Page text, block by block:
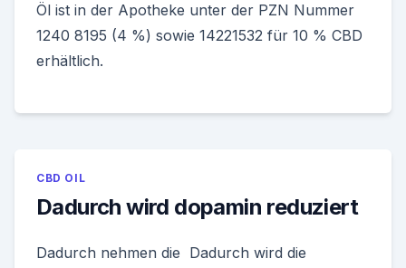
Öl ist in der Apotheke unter der PZN Nummer
1240 8195 (4 %) sowie 14221532 für 10 % CBD
erhältlich.
CBD OIL
Dadurch wird dopamin reduziert
Dadurch nehmen die Dadurch wird die